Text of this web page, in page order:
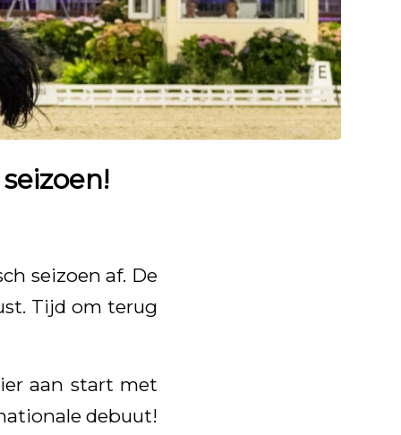
seizoen af. De
Tijd om terug
aan start met
debuut!